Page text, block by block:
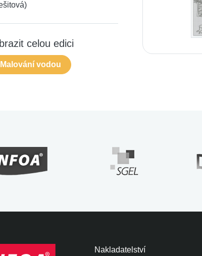
celou edici
Malování vodou
Nakladatelství